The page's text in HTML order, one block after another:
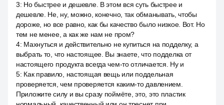
3: Но быстрее и дешевле. В этом вся суть быстрее и
дешевле. Не, ну, можно, конечно, так обманывать, чтобы
дороже, но все равно, как бы качество было низкое. Вот. Но
тем не менее, а как же нам не пром?
4: Махнуться и действительно не купиться на подделку, а
выбрать то, что настоящее. Вы знаете, что подделка от
настоящего продукта всегда чем-то отличается. Ну и
5: Как правило, настоящая вещь или поддельная
проверяется, чем проверяется каким-то давлением.
Приложите силу и вы сразу поймёте, это, это пластик